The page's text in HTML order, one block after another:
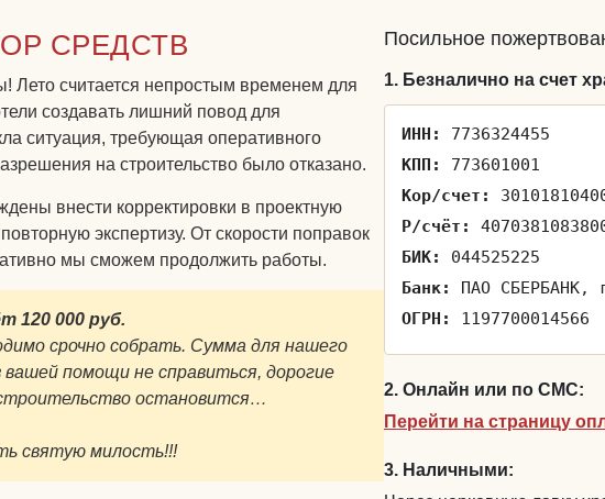
СРЕДСТВ
Лето считается непростым временем для
создавать лишний повод для
ситуация, требующая оперативного
на строительство было отказано.
внести корректировки в проектную
экспертизу. От скорости поправок
мы сможем продолжить работы.
120 000 руб.
срочно собрать. Сумма для нашего
помощи не справиться, дорогие
остановится…
святую милость!!!
Посильное
1. Безналично на счет
ИНН:
7736324455
КПП:
773601001
Кор/счет:
Р/счёт:
БИК:
044525225
Банк:
ПАО СБЕРБАНК,
ОГРН:
1197700014566
2. Онлайн или по СМС:
Перейти на страницу
3. Наличными: